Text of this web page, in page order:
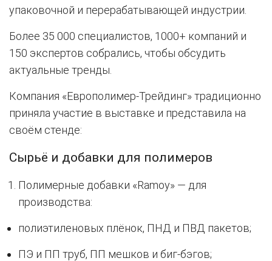
упаковочной и перерабатывающей индустрии.
Более 35 000 специалистов, 1000+ компаний и
150 экспертов собрались, чтобы обсудить
актуальные тренды.
Компания «Европолимер-Трейдинг» традиционно
приняла участие в выставке и представила на
своём стенде:
Сырьё и добавки для полимеров
Полимерные добавки «Ramoy» — для
производства:
полиэтиленовых плёнок, ПНД и ПВД пакетов;
ПЭ и ПП труб, ПП мешков и биг-бэгов;